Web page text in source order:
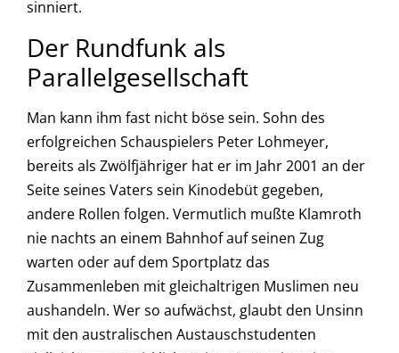
sinniert.
Der Rundfunk als
Parallelgesellschaft
Man kann ihm fast nicht böse sein. Sohn des
erfolgreichen Schauspielers Peter Lohmeyer,
bereits als Zwölfjähriger hat er im Jahr 2001 an der
Seite seines Vaters sein Kinodebüt gegeben,
andere Rollen folgen. Vermutlich mußte Klamroth
nie nachts an einem Bahnhof auf seinen Zug
warten oder auf dem Sportplatz das
Zusammenleben mit gleichaltrigen Muslimen neu
aushandeln. Wer so aufwächst, glaubt den Unsinn
mit den australischen Austauschstudenten